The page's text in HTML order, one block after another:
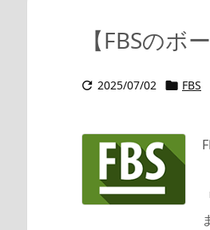
【FBSの
 2025/07/02  FBS